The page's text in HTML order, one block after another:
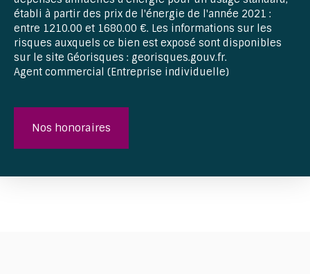
établi à partir des prix de l'énergie de l'année 2021 :
entre 1210.00 et 1680.00 €. Les informations sur les
risques auxquels ce bien est exposé sont disponibles
sur le site Géorisques : georisques.gouv.fr.
Agent commercial (Entreprise individuelle)
Nos honoraires